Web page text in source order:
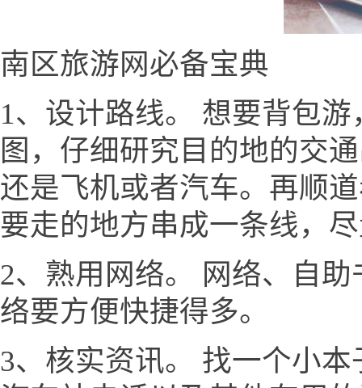
南区旅游网必备宝典
1、设计路线。 想要背包
图，仔细研究目的地的交
还是飞机或者汽车。再顺
要走的地方串成一条线，
2、熟用网络。 网络、自
络要方便快捷得多。
3、核实资讯。 找一个小